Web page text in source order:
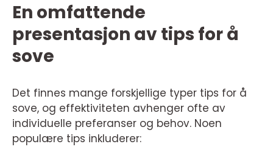
En omfattende
presentasjon av tips for å
sove
Det finnes mange forskjellige typer tips for å
sove, og effektiviteten avhenger ofte av
individuelle preferanser og behov. Noen
populære tips inkluderer: